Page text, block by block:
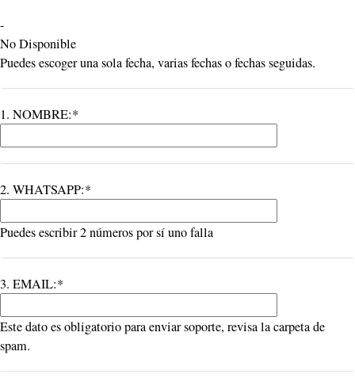
-
No Disponible
Puedes escoger una sola fecha, varias fechas o fechas seguidas.
1. NOMBRE:*
2. WHATSAPP:*
Puedes escribir 2 números por sí uno falla
3. EMAIL:*
Este dato es obligatorio para enviar soporte, revisa la carpeta de
spam.